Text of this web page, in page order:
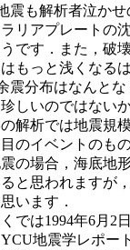
震も解析者泣かせ
リアプレートの
です．また，破
もっと浅くなる
震分布はなんと
しいのではない
解析では地震規
のイベントのも
の場合，海底地
と思われますが
います．
では1994年6月2
地震学レポー